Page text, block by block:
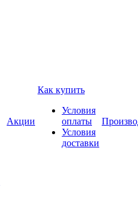
Акции
Как купить
Условия
оплаты
Условия
доставки